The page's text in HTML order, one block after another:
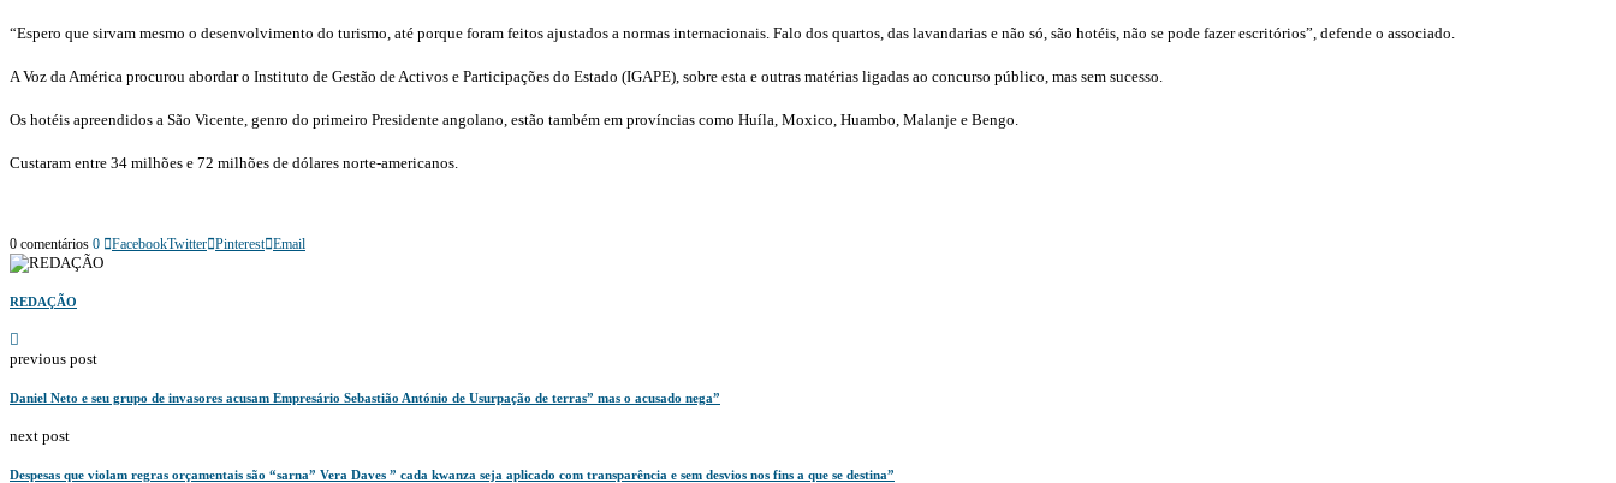
“Espero que sirvam mesmo o desenvolvimento do turismo, até porque foram feitos ajustados a normas internacionais. Falo dos quartos, das lavandarias e não só, são hotéis, não se pode fazer escritórios”, defende o associado.
A Voz da América procurou abordar o Instituto de Gestão de Activos e Participações do Estado (IGAPE), sobre esta e outras matérias ligadas ao concurso público, mas sem sucesso.
Os hotéis apreendidos a São Vicente, genro do primeiro Presidente angolano, estão também em províncias como Huíla, Moxico, Huambo, Malanje e Bengo.
Custaram entre 34 milhões e 72 milhões de dólares norte-americanos.
0 comentários 0 FacebookTwitter Pinterest Email
REDAÇÃO
previous post
Daniel Neto e seu grupo de invasores acusam Empresário Sebastião António de Usurpação de terras” mas o acusado nega”
next post
Despesas que violam regras orçamentais são “sarna” Vera Daves ” cada kwanza seja aplicado com transparência e sem desvios nos fins a que se destina”